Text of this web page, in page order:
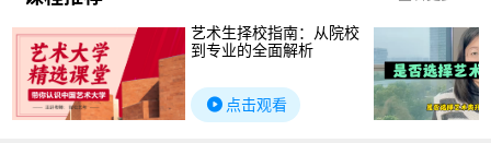
艺术生择校指南：从院校
到专业的全面解析
点击观看